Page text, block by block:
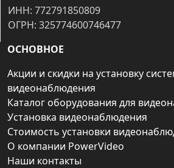
ИНН: 772791850809
ОГРН: 325774600746477
ОСНОВНОЕ
Акции и скидки на установку
видеонаблюдения
Каталог оборудования для
Установка видеонаблюдения
Стоимость установки
О компании PowerVideo
Наши контакты